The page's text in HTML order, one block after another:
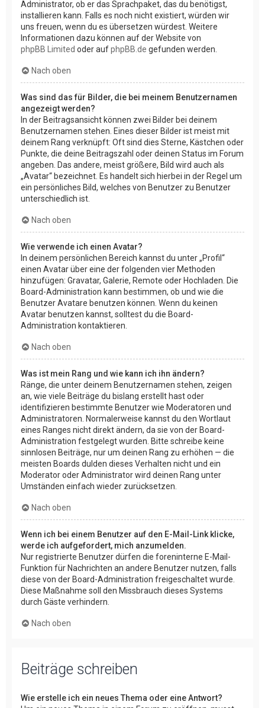
Administrator, ob er das Sprachpaket, das du benötigst,
installieren kann. Falls es noch nicht existiert, würden wir
uns freuen, wenn du es übersetzen würdest. Weitere
Informationen dazu können auf der Website von
phpBB Limited oder aufphpBB.de gefunden werden.
Nach oben
Was sind das für Bilder, die bei meinem Benutzernamen
angezeigt werden?
In der Beitragsansicht können zwei Bilder bei deinem
Benutzernamen stehen. Eines dieser Bilder ist meist mit
deinem Rang verknüpft: Oft sind dies Sterne, Kästchen oder
Punkte, die deine Beitragszahl oder deinen Status im Forum
angeben. Das andere, meist größere, Bild wird auch als
„Avatar“ bezeichnet. Es handelt sich hierbei in der Regel um
ein persönliches Bild, welches von Benutzer zu Benutzer
unterschiedlich ist.
Nach oben
Wie verwende ich einen Avatar?
In deinem persönlichen Bereich kannst du unter „Profil“
einen Avatar über eine der folgenden vier Methoden
hinzufügen: Gravatar, Galerie, Remote oder Hochladen. Die
Board-Administration kann bestimmen, ob und wie die
Benutzer Avatare benutzen können. Wenn du keinen
Avatar benutzen kannst, solltest du die Board-
Administration kontaktieren.
Nach oben
Was ist mein Rang und wie kann ich ihn ändern?
Ränge, die unter deinem Benutzernamen stehen, zeigen
an, wie viele Beiträge du bislang erstellt hast oder
identifizieren bestimmte Benutzer wie Moderatoren und
Administratoren. Normalerweise kannst du den Wortlaut
eines Ranges nicht direkt ändern, da sie von der Board-
Administration festgelegt wurden. Bitte schreibe keine
sinnlosen Beiträge, nur um deinen Rang zu erhöhen — die
meisten Boards dulden dieses Verhalten nicht und ein
Moderator oder Administrator wird deinen Rang unter
Umständen einfach wieder zurücksetzen.
Nach oben
Wenn ich bei einem Benutzer auf den E-Mail-Link klicke,
werde ich aufgefordert, mich anzumelden.
Nur registrierte Benutzer dürfen die foreninterne E-Mail-
Funktion für Nachrichten an andere Benutzer nutzen, falls
diese von der Board-Administration freigeschaltet wurde.
Diese Maßnahme soll den Missbrauch dieses Systems
durch Gäste verhindern.
Nach oben
Beiträge schreiben
Wie erstelle ich ein neues Thema oder eine Antwort?